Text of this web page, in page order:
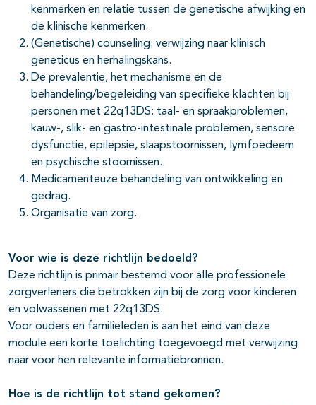
kenmerken en relatie tussen de genetische afwijking en
de klinische kenmerken.
(Genetische) counseling: verwijzing naar klinisch
geneticus en herhalingskans.
De prevalentie, het mechanisme en de
behandeling/begeleiding van specifieke klachten bij
personen met 22q13DS: taal- en spraakproblemen,
kauw-, slik- en gastro-intestinale problemen, sensore
dysfunctie, epilepsie, slaapstoornissen, lymfoedeem
en psychische stoornissen.
Medicamenteuze behandeling van ontwikkeling en
gedrag.
Organisatie van zorg.
Voor wie is deze richtlijn bedoeld?
Deze richtlijn is primair bestemd voor alle professionele
zorgverleners die betrokken zijn bij de zorg voor kinderen
en volwassenen met 22q13DS.
Voor ouders en familieleden is aan het eind van deze
module een korte toelichting toegevoegd met verwijzing
naar voor hen relevante informatiebronnen.
Hoe is de richtlijn tot stand gekomen?